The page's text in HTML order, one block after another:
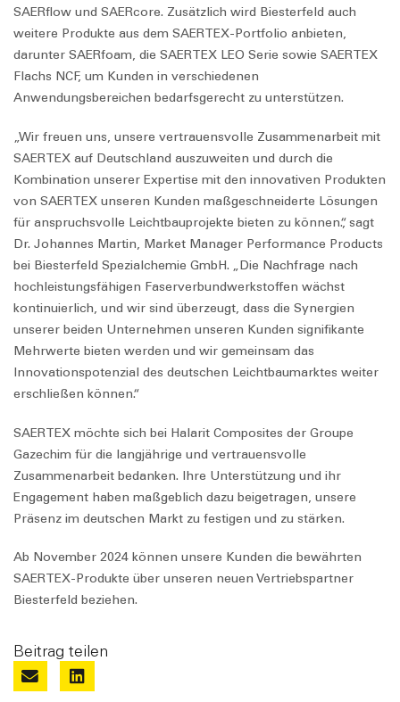
SAERflow und SAERcore. Zusätzlich wird Biesterfeld auch
weitere Produkte aus dem SAERTEX-Portfolio anbieten,
darunter SAERfoam, die SAERTEX LEO Serie sowie SAERTEX
Flachs NCF, um Kunden in verschiedenen
Anwendungsbereichen bedarfsgerecht zu unterstützen.
„Wir freuen uns, unsere vertrauensvolle Zusammenarbeit mit
SAERTEX auf Deutschland auszuweiten und durch die
Kombination unserer Expertise mit den innovativen Produkten
von SAERTEX unseren Kunden maßgeschneiderte Lösungen
für anspruchsvolle Leichtbauprojekte bieten zu können.“, sagt
Dr. Johannes Martin, Market Manager Performance Products
bei Biesterfeld Spezialchemie GmbH. „Die Nachfrage nach
hochleistungsfähigen Faserverbundwerkstoffen wächst
kontinuierlich, und wir sind überzeugt, dass die Synergien
unserer beiden Unternehmen unseren Kunden signifikante
Mehrwerte bieten werden und wir gemeinsam das
Innovationspotenzial des deutschen Leichtbaumarktes weiter
erschließen können.“
SAERTEX möchte sich bei Halarit Composites der Groupe
Gazechim für die langjährige und vertrauensvolle
Zusammenarbeit bedanken. Ihre Unterstützung und ihr
Engagement haben maßgeblich dazu beigetragen, unsere
Präsenz im deutschen Markt zu festigen und zu stärken.
Ab November 2024 können unsere Kunden die bewährten
SAERTEX-Produkte über unseren neuen Vertriebspartner
Biesterfeld beziehen.
Beitrag teilen